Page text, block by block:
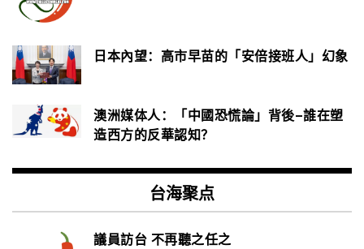
日本內望：高市早苗的「安倍接班人」幻象
澳洲媒体人：「中國恐慌論」背後–誰在塑
造西方的反華認知？
台海聚点
議員訪台 不再聽之任之